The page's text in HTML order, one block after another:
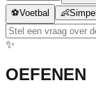
⚽Voetbal 👶Simpel
✨
OEFENEN